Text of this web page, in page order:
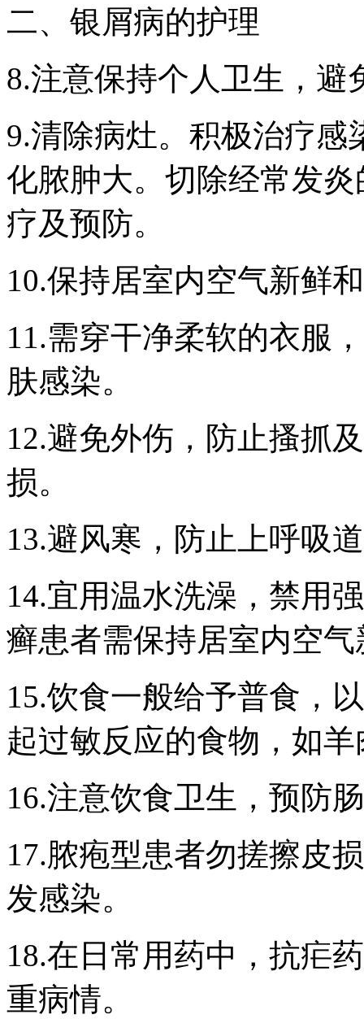
二、银屑病的护理
8.注意保持个人卫生，避
9.清除病灶。积极治疗
化脓肿大。切除经常发
疗及预防。
10.保持居室内空气新鲜
11.需穿干净柔软的衣服
肤感染。
12.避免外伤，防止搔抓
损。
13.避风寒，防止上呼吸
14.宜用温水洗澡，禁用
癣患者需保持居室内空
15.饮食一般给予普食，
起过敏反应的食物，如
16.注意饮食卫生，预防
17.脓疱型患者勿搓擦皮
发感染。
18.在日常用药中，抗疟
重病情。